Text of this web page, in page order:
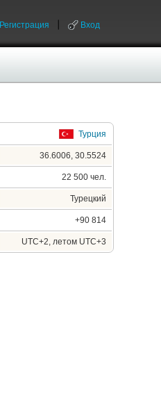
Регистрация Вход
Турция
36.6006, 30.5524
22 500 чел.
Турецкий
+90 814
UTC+2, летом UTC+3